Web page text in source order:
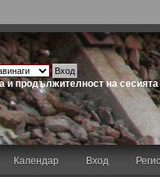
и продължителност на сесията
Календар Вход